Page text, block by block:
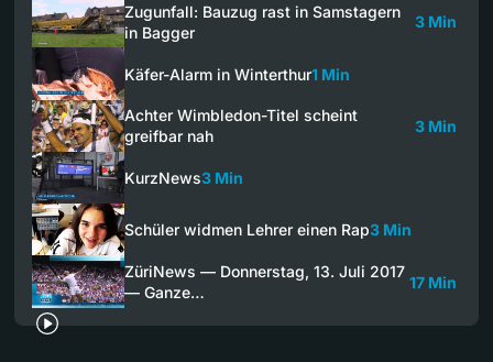
Zugunfall: Bauzug rast in Samstagern
in Bagger
3 Min
Käfer-Alarm in Winterthur1 Min
Achter Wimbledon-Titel scheint
greifbar nah
3 Min
KurzNews3 Min
Schüler widmen Lehrer einen Rap3 Min
ZüriNews — Donnerstag, 13. Juli 2017
— Ganze…
17 Min